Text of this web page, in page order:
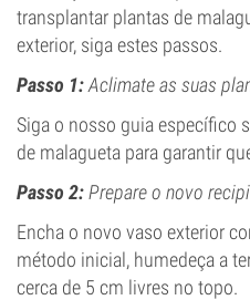
transplantar plantas de
exterior, siga estes passos.
Passo 1:Aclimate as suas
Siga o nosso guia específico
de malagueta para garantir
Passo 2:Prepare o novo
Encha o novo vaso exterior
método inicial, humedeça a
cerca de 5 cm livres no topo.